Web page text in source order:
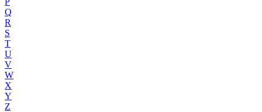
Q
R
S
T
U
V
W
X
Y
Z